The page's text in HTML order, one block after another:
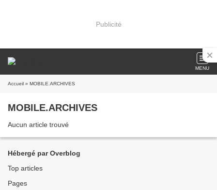
Publicité
MENU
Accueil » MOBILE.ARCHIVES
MOBILE.ARCHIVES
Aucun article trouvé
Hébergé par Overblog
Top articles
Pages